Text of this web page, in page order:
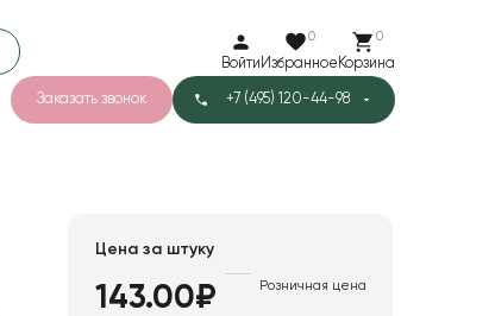
Войти
0
Избранное
0
Корзина
Заказать звонок +7 (495) 120-44-98
Цена за штуку
143.00₽ Розничная цена